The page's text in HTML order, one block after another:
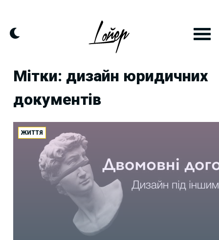
content
Мітки: дизайн юридичних
документів
ЖИТТЯ